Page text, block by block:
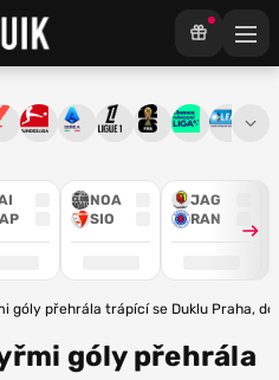
NOA
SIO
JAG
RAN
League
La LigaBundesliga
Serie ALigue 1Mistrovství světa
Chance3. ČFL
góly přehrála trápící se Duklu Praha,
góly přehrála